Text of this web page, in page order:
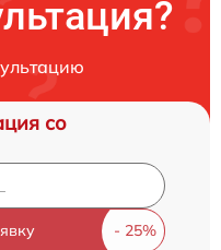
со